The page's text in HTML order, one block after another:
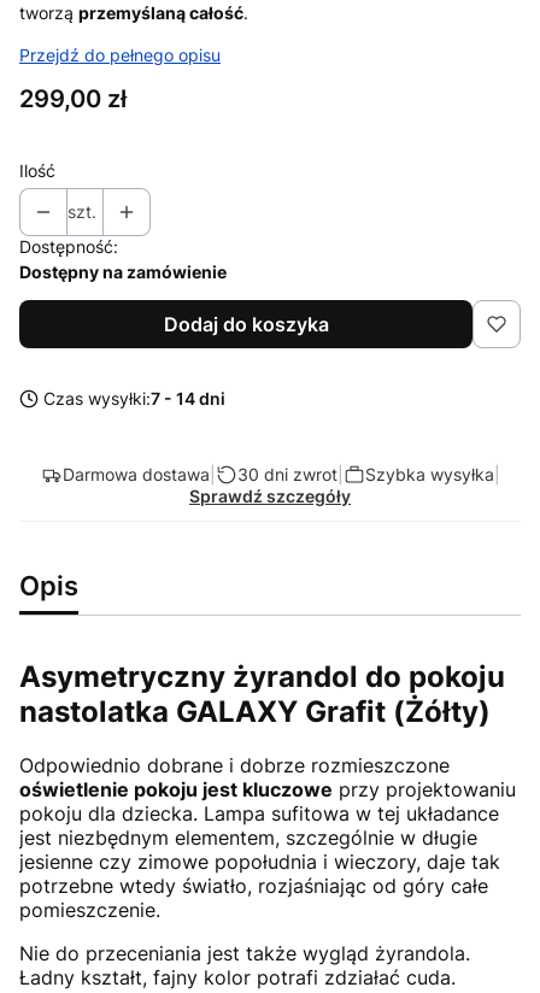
tworzą przemyślaną całość.
Przejdź do pełnego opisu
Cena
299,00 zł
Ilość
szt.
Dostępność:
Dostępny na zamówienie
Dodaj do koszyka
Czas wysyłki:7 - 14 dni
Darmowa dostawa 30 dni zwrot| Szybka wysyłka
Sprawdź szczegóły
Opis
Asymetryczny żyrandol do pokoju
nastolatka GALAXY Grafit (Żółty)
Odpowiednio dobrane i dobrze rozmieszczone
oświetlenie pokoju jest kluczowe przy projektowaniu
pokoju dla dziecka. Lampa sufitowa w tej układance
jest niezbędnym elementem, szczególnie w długie
jesienne czy zimowe popołudnia i wieczory, daje tak
potrzebne wtedy światło, rozjaśniając od góry całe
pomieszczenie.
Nie do przeceniania jest także wygląd żyrandola.
Ładny kształt, fajny kolor potrafi zdziałać cuda.